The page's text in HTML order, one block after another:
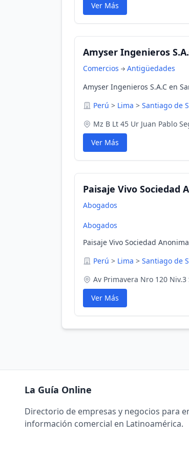
Ver Más
Amyser Ingenieros
Comercios
Antigüedades
Amyser Ingenieros S.A.C en
Perú > Lima > Santiago de
Mz B Lt 45 Ur Juan Pablo
Ver Más
Paisaje Vivo Sociedad
Abogados
Abogados
Paisaje Vivo Sociedad
Perú > Lima > Santiago de
Av Primavera Nro 120 Niv.3
Ver Más
La Guía Online
Directorio de empresas y negocios para
información comercial en Latinoamérica.